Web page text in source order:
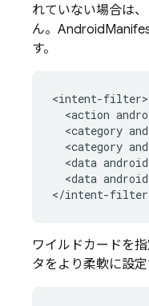
れていない場合は
ん。
す。
<intent-filter
<action
<category
<category
<data android
<data android
</intent-filter
ワイルドカードを
タをより柔軟に設定